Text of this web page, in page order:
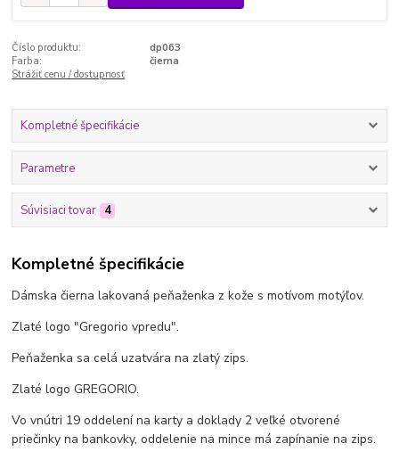
Číslo produktu:
dp063
Farba:
čierna
Strážiť cenu / dostupnosť
Kompletné špecifikácie
Parametre
Súvisiaci tovar 4
Kompletné špecifikácie
Dámska čierna lakovaná peňaženka z kože s motívom motýľov.
Zlaté logo "Gregorio vpredu".
Peňaženka sa celá uzatvára na zlatý zips.
Zlaté logo GREGORIO.
Vo vnútri 19 oddelení na karty a doklady 2 veľké otvorené
priečinky na bankovky, oddelenie na mince má zapínanie na zips.